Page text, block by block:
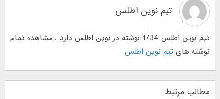
تیم نوین اطلس
تیم نوین اطلس 1734 نوشته در نوین اطلس دارد . مشاهده تمام
نوشته های تیم نوین اطلس
مطالب مرتبط